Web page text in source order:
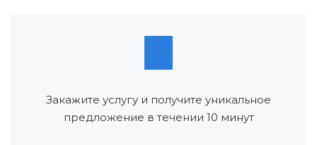
Закажите услугу и получите уникальное
предложение в течении 10 минут